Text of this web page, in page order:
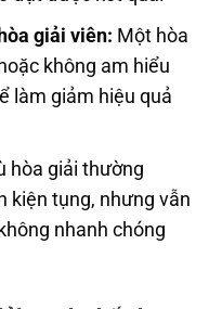
giải viên: Một hòa
không am hiểu
làm giảm hiệu quả
hòa giải thường
kiện tụng, nhưng vẫn
nhanh chóng